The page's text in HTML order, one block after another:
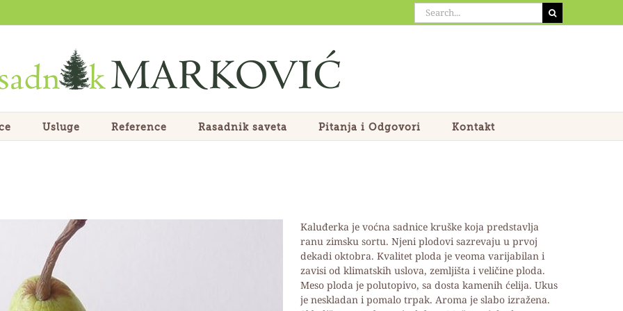
Search
for:
Usluge Reference Rasadnik saveta Pitanja i Odgovori Kontakt
Kaluđerka je voćna sadnice kruške koja predstavlja
ranu zimsku sortu. Njeni plodovi sazrevaju u prvoj
dekadi oktobra. Kvalitet ploda je veoma varijabilan i
zavisi od klimatskih uslova, zemljišta i veličine ploda.
Meso ploda je polutopivo, sa dosta kamenih ćelija. Ukus
je neskladan i pomalo trpak. Aroma je slabo izražena.